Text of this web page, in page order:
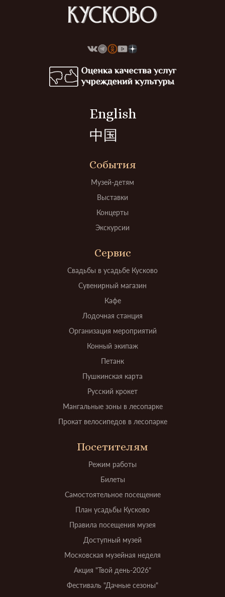
English
中国
События
Музей-детям
Выставки
Концерты
Экскурсии
Сервис
Свадьбы в усадьбе Кусково
Сувенирный магазин
Кафе
Лодочная станция
Организация мероприятий
Конный экипаж
Петанк
Пушкинская карта
Русский крокет
Мангальные зоны в лесопарке
Прокат велосипедов в лесопарке
Посетителям
Режим работы
Билеты
Самостоятельное посещение
План усадьбы Кусково
Правила посещения музея
Доступный музей
Московская музейная неделя
Акция "Твой день-2026"
Фестиваль "Дачные сезоны"